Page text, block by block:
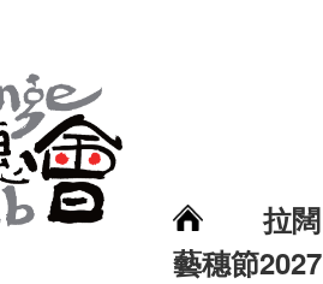
拉闊
藝穗節2027